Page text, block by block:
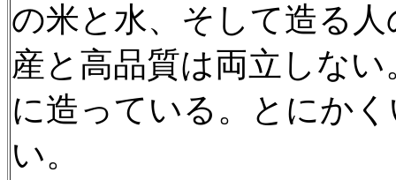
の米と水、そして造る
産と高品質は両立しな
に造っている。とにか
い。